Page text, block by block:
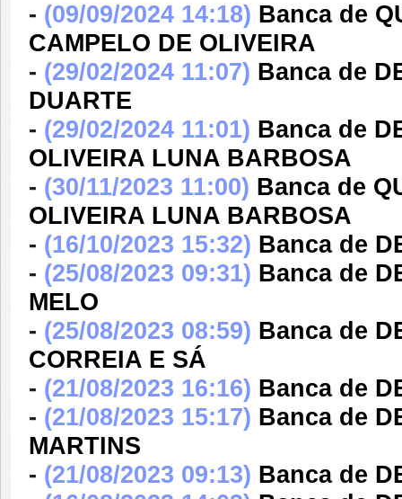
- (09/09/2024 14:18) Banca de
CAMPELO DE OLIVEIRA
- (29/02/2024 11:07) Banca de
DUARTE
- (29/02/2024 11:01) Banca de
OLIVEIRA LUNA BARBOSA
- (30/11/2023 11:00) Banca de
OLIVEIRA LUNA BARBOSA
- (16/10/2023 15:32) Banca de
- (25/08/2023 09:31) Banca de
MELO
- (25/08/2023 08:59) Banca de
CORREIA E SÁ
- (21/08/2023 16:16) Banca de
- (21/08/2023 15:17) Banca de
MARTINS
- (21/08/2023 09:13) Banca de